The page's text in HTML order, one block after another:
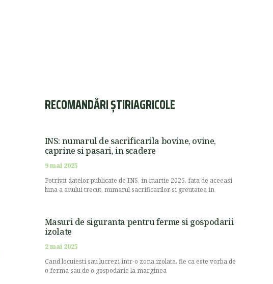
RECOMANDĂRI ȘTIRIAGRICOLE
INS: numarul de sacrificarila bovine, ovine,
caprine si pasari, in scadere
9 mai 2025
Potrivit datelor publicate de INS, in martie 2025, fata de aceeasi
luna a anului trecut, numarul sacrificarilor si greutatea in
Masuri de siguranta pentru ferme si gospodarii
izolate
2 mai 2025
Cand locuiesti sau lucrezi intr-o zona izolata, fie ca este vorba de
o ferma sau de o gospodarie la marginea